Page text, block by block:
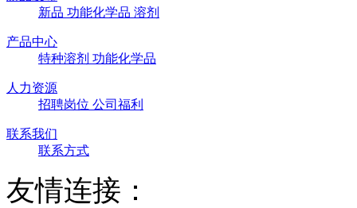
新品 功能化学品 溶剂
产品中心
特种溶剂 功能化学品
人力资源
招聘岗位 公司福利
联系我们
联系方式
友情连接：